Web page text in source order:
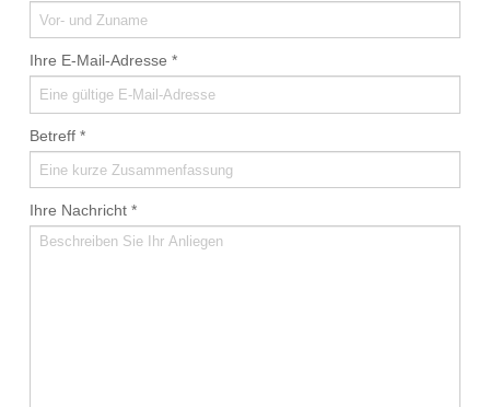
Ihre E-Mail-Adresse *
Betreff *
Ihre Nachricht *